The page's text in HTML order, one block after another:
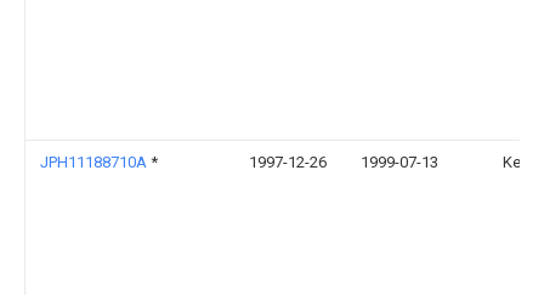
JPH11188710A * 1997-12-26 1999-07-13